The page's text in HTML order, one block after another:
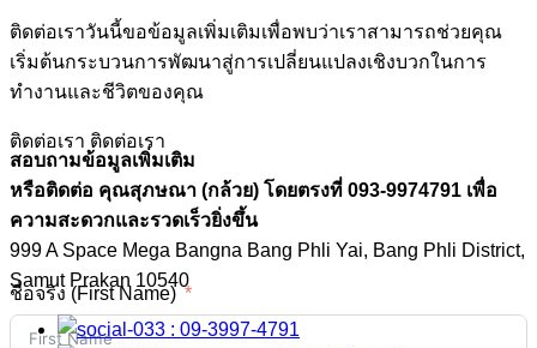
ติดต่อเราวันนี้ขอข้อมูลเพิ่มเติมเพื่อพบว่าเราสามารถช่วยคุณ
เริ่มต้นกระบวนการพัฒนาสู่การเปลี่ยนแปลงเชิงบวกในการ
ทำงานและชีวิตของคุณ
สอบถามข้อมูลเพิ่มเติม
หรือติดต่อ คุณสุภษณา (กล้วย) โดยตรงที่ 093-9974791 เพื่อ
ความสะดวกและรวดเร็วยิ่งขึ้น
ชื่อจริง (First Name)
ติดต่อเรา ติดต่อเรา
999 A Space Mega Bangna Bang Phli Yai, Bang Phli District,
Samut Prakan 10540
: 09-3997-4791